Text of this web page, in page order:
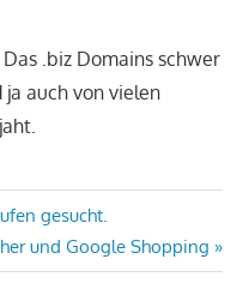
.biz Domains schwer
auch von vielen
gesucht.
und Google Shopping